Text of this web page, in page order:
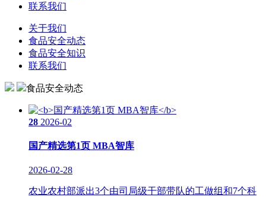
联系我们
关于我们
食品安全动态
食品安全知识
联系我们
食品安全动态
28 2026-02
国产精选第1页 MBA智库
2026-02-28
农业农村部派出3个由司局级干部带队的工做组和7个科